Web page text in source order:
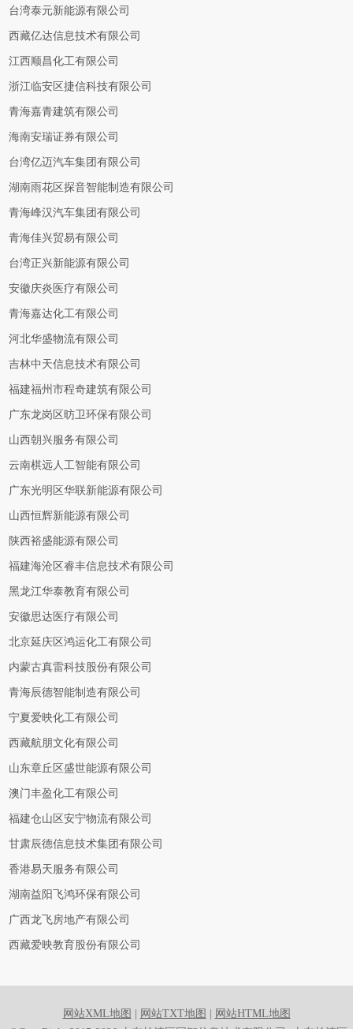
台湾泰元新能源有限公司
西藏亿达信息技术有限公司
江西顺昌化工有限公司
浙江临安区捷信科技有限公司
青海嘉青建筑有限公司
海南安瑞证券有限公司
台湾亿迈汽车集团有限公司
湖南雨花区探音智能制造有限公司
青海峰汉汽车集团有限公司
青海佳兴贸易有限公司
台湾正兴新能源有限公司
安徽庆炎医疗有限公司
青海嘉达化工有限公司
河北华盛物流有限公司
吉林中天信息技术有限公司
福建福州市程奇建筑有限公司
广东龙岗区昉卫环保有限公司
山西朝兴服务有限公司
云南棋远人工智能有限公司
广东光明区华联新能源有限公司
山西恒辉新能源有限公司
陕西裕盛能源有限公司
福建海沧区睿丰信息技术有限公司
黑龙江华泰教育有限公司
安徽思达医疗有限公司
北京延庆区鸿运化工有限公司
内蒙古真雷科技股份有限公司
青海辰德智能制造有限公司
宁夏爱映化工有限公司
西藏航朋文化有限公司
山东章丘区盛世能源有限公司
澳门丰盈化工有限公司
福建仓山区安宁物流有限公司
甘肃辰德信息技术集团有限公司
香港易天服务有限公司
湖南益阳飞鸿环保有限公司
广西龙飞房地产有限公司
西藏爱映教育股份有限公司
网站XML地图 网站TXT地图
网站HTML地图